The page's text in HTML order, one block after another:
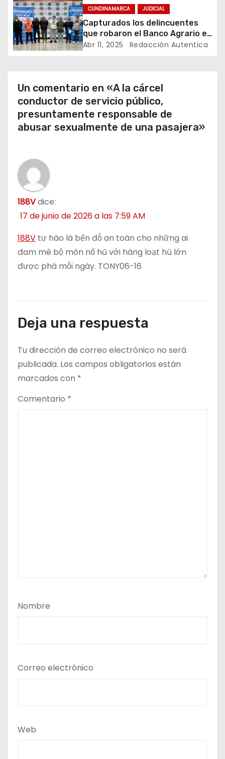
e
n
r
a
d
s
Anapoima
CUNDINAMARCA JUDICIAL
Capturados los delincuentes
que robaron el Banco Agrario en
El Colegio, Cundinamarca
Abr 11, 2025 Redacción Autentica
Un comentario en «A la cárcel
conductor de servicio público,
presuntamente responsable de
abusar sexualmente de una pasajera»
188Vdice:
17 de junio de 2026 a las 7:59 AM
188V tự hào là bến đỗ an toàn cho những ai
đam mê bộ môn nổ hũ với hàng loạt hũ lớn
được phá mỗi ngày. TONY06-16
Deja una respuesta
Tu dirección de correo electrónico no será
publicada. Los campos obligatorios están
marcados con *
Comentario *
Nombre
Correo electrónico
Web